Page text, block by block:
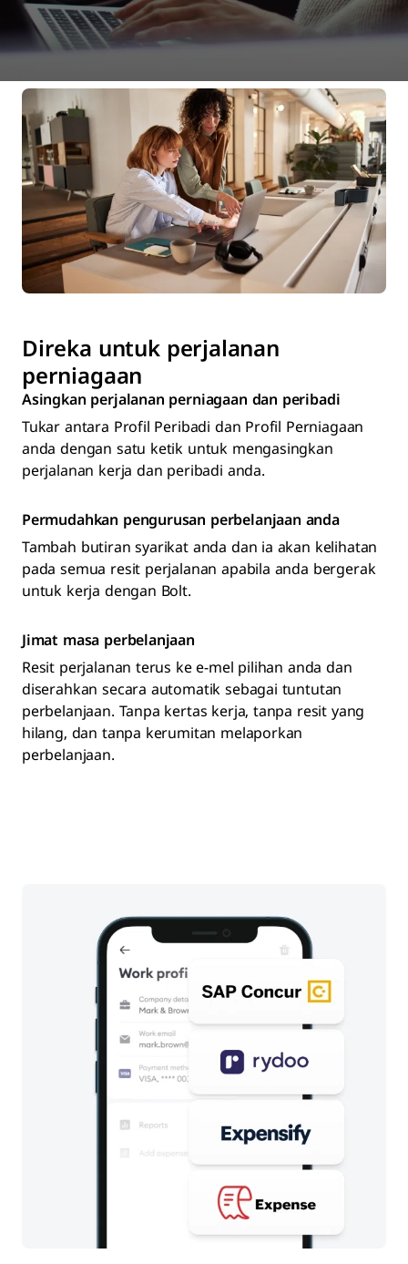
Direka untuk perjalanan
perniagaan
Asingkan perjalanan perniagaan dan peribadi
Tukar antara Profil Peribadi dan Profil Perniagaan
anda dengan satu ketik untuk mengasingkan
perjalanan kerja dan peribadi anda.
Permudahkan pengurusan perbelanjaan anda
Tambah butiran syarikat anda dan ia akan kelihatan
pada semua resit perjalanan apabila anda bergerak
untuk kerja dengan Bolt.
Jimat masa perbelanjaan
Resit perjalanan terus ke e-mel pilihan anda dan
diserahkan secara automatik sebagai tuntutan
perbelanjaan. Tanpa kertas kerja, tanpa resit yang
hilang, dan tanpa kerumitan melaporkan
perbelanjaan.